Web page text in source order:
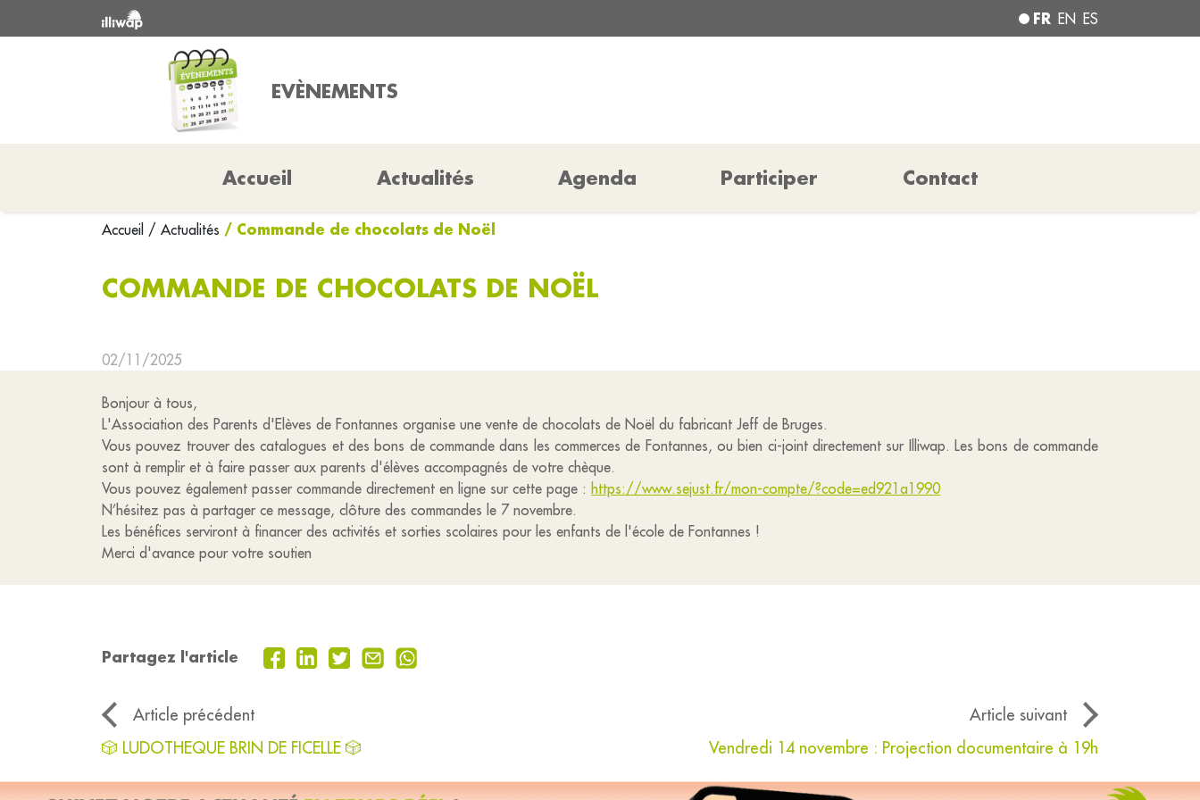
FR EN ES
EVÈNEMENTS
Accueil Actualités Agenda Participer Contact
Accueil / Actualités / Commande de chocolats de Noël
COMMANDE DE CHOCOLATS DE NOËL
02/11/2025
Bonjour à tous,
L'Association des Parents d'Elèves de Fontannes organise une vente de chocolats de Noël du fabricant Jeff de Bruges.
Vous pouvez trouver des catalogues et des bons de commande dans les commerces de Fontannes, ou bien ci-joint directement sur Illiwap. Les bons de commande
sont à remplir et à faire passer aux parents d'élèves accompagnés de votre chèque.
Vous pouvez également passer commande directement en ligne sur cette page : https://www.sejust.fr/mon-compte/?code=ed921a1990
N’hésitez pas à partager ce message, clôture des commandes le 7 novembre.
Les bénéfices serviront à financer des activités et sorties scolaires pour les enfants de l'école de Fontannes !
Merci d'avance pour votre soutien
Partagez l'article
Article précédent
Article suivant
🎲 LUDOTHEQUE BRIN DE FICELLE 🎲
Vendredi 14 novembre : Projection documentaire à 19h